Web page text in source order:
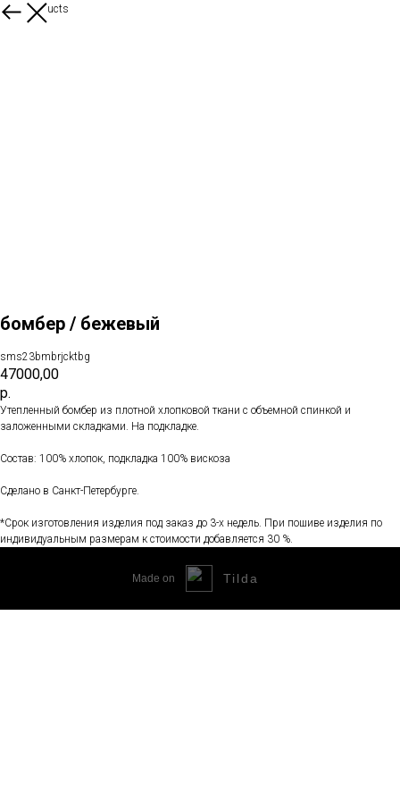
More products
бомбер / бежевый
sms23bmbrjcktbg
47000,00
р.
Утепленный бомбер из плотной хлопковой ткани с объемной спинкой и
заложенными складками. На подкладке.
Состав: 100% хлопок, подкладка 100% вискоза
Сделано в Санкт-Петербурге.
*Срок изготовления изделия под заказ до 3-х недель. При пошиве изделия по
индивидуальным размерам к стоимости добавляется 30 %.
Made on Tilda